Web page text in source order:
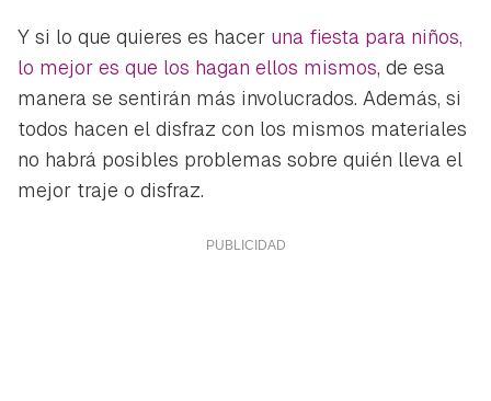
Y si lo que quieres es hacer una fiesta para niños,
lo mejor es que los hagan ellos mismos, de esa
manera se sentirán más involucrados. Además, si
todos hacen el disfraz con los mismos materiales
no habrá posibles problemas sobre quién lleva el
mejor traje o disfraz.